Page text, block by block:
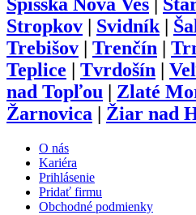
Spišská Nová Ves
Stropkov
Svidník|
Trebišov
Trenčín
Teplice
Tvrdošín
nad Topľou
Zlaté
Žarnovica
Žiar nad
O nás
Kariéra
Prihlásenie
Pridať firmu
Obchodné podmienky